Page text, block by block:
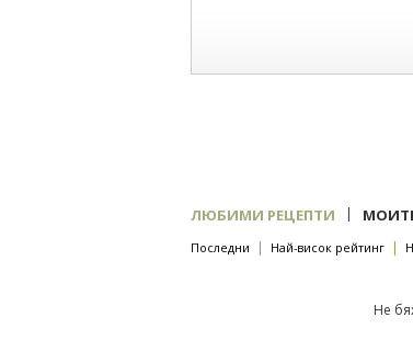
ЛЮБИМИ РЕЦЕПТИ |
Последни | Най-висок рейтинг |
Не